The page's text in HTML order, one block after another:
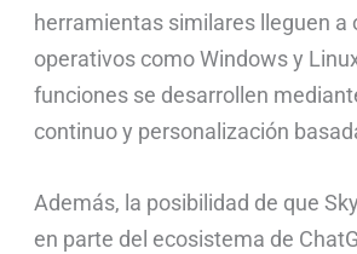
herramientas similares lleguen a
operativos como Windows y
funciones se desarrollen
continuo y personalización
Además, la posibilidad de que
en parte del ecosistema de